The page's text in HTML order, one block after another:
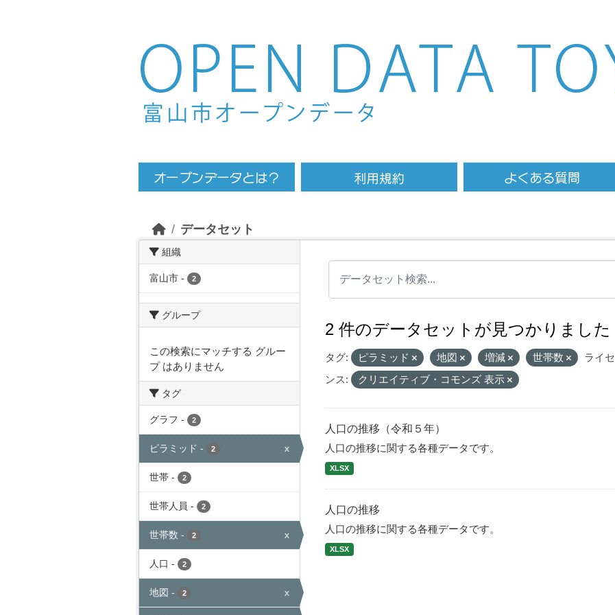
Skip to main content
データセット
組織
富山市 - 2
グループ
この検索にマッチする グルー
プ はありません
タグ
グラフ - 2
ピラミッド - 2 x
世帯 - 2
世帯人員 - 2
世帯数 - 2 x
人口 - 2
地図 - 2 x
2 件のデータセットが見つかりました
タグ: ピラミッド 地図 増減 世帯数
ライセ
ンス:
クリエイティブ・コモンズ 表示
人口の推移（令和５年）
人口の推移に関する各種データです。
XLSX
人口の推移
人口の推移に関する各種データです。
XLSX